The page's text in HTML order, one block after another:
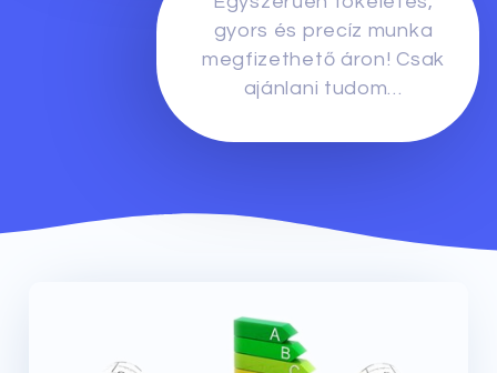
gyors és precíz munka
megfizethető áron! Csak
ajánlani tudom…